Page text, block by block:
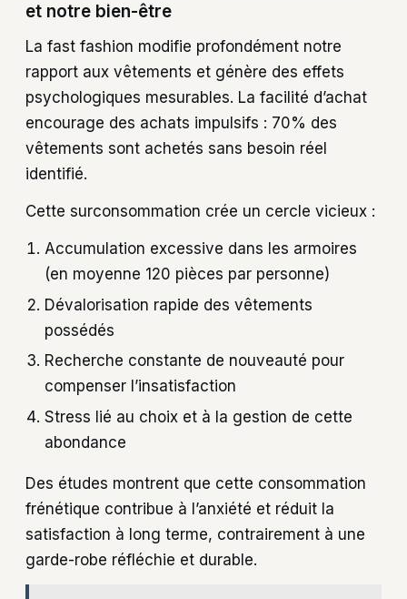
et notre bien-être
La fast fashion modifie profondément notre
rapport aux vêtements et génère des effets
psychologiques mesurables. La facilité d’achat
encourage des achats impulsifs : 70% des
vêtements sont achetés sans besoin réel
identifié.
Cette surconsommation crée un cercle vicieux :
Accumulation excessive dans les armoires
(en moyenne 120 pièces par personne)
Dévalorisation rapide des vêtements
possédés
Recherche constante de nouveauté pour
compenser l’insatisfaction
Stress lié au choix et à la gestion de cette
abondance
Des études montrent que cette consommation
frénétique contribue à l’anxiété et réduit la
satisfaction à long terme, contrairement à une
garde-robe réfléchie et durable.